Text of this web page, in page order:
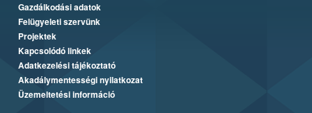
Gazdálkodási adatok
Felügyeleti szervünk
Projektek
Kapcsolódó linkek
Adatkezelési tájékoztató
Akadálymentességi nyilatkozat
Üzemeltetési információ